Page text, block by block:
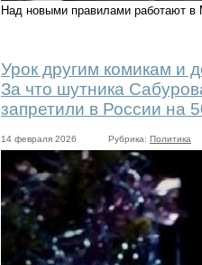
Над новыми правилами работают в
Урок другим комикам и
За что шутника
запретили в России на
14 февраля 2026 Рубрика: Политика